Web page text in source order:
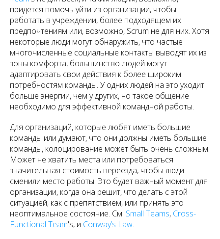
придется помочь уйти из организации, чтобы
работать в учреждении, более подходящем их
предпочтениям или, возможно, Scrum не для них. Хотя
некоторые люди могут обнаружить, что частые
многочисленные социальные контакты выводят их из
зоны комфорта, большинство людей могут
адаптировать свои действия к более широким
потребностям команды. У одних людей на это уходит
больше энергии, чем у других, но такое общение
необходимо для эффективной командной работы.
Для организаций, которые любят иметь большие
команды или думают, что они должны иметь большие
команды, колоцирование может быть очень сложным.
Может не хватить места или потребоваться
значительная стоимость переезда, чтобы люди
сменили место работы. Это будет важный момент для
организации, когда она решит, что делать с этой
ситуацией, как с препятствием, или принять это
неоптимальное состояние. См. Small Teams, Cross-
Functional Team's, и Conway’s Law.